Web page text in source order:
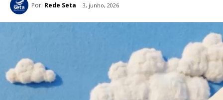
Por: Rede Seta 3, junho, 2026